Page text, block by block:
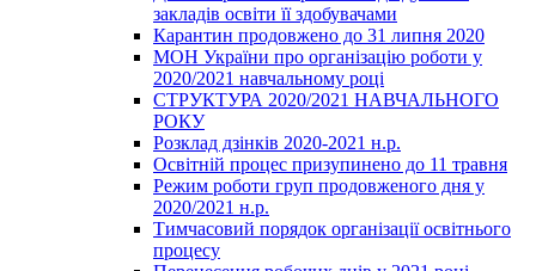
закладів освіти її здобувачами
Карантин продовжено до 31 липня 2020
МОН України про організацію роботи у
2020/2021 навчальному році
СТРУКТУРА 2020/2021 НАВЧАЛЬНОГО
РОКУ
Розклад дзінків 2020-2021 н.р.
Освітній процес призупинено до 11 травня
Режим роботи груп продовженого дня у
2020/2021 н.р.
Тимчасовий порядок організації освітнього
процесу